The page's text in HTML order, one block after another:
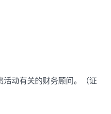
动有关的财务顾问。（证